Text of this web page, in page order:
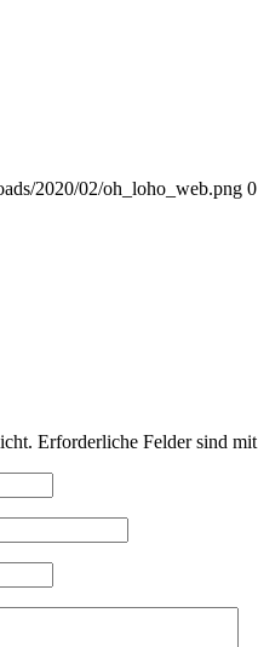
2020/02/oh_loho_web.png 0
Erforderliche Felder sind mit